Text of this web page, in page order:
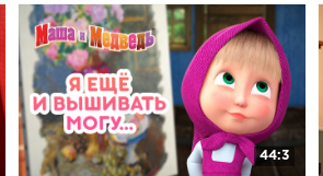
44:3